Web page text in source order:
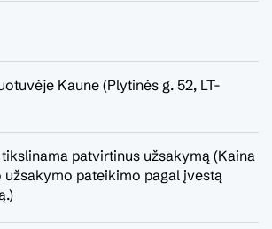
Kaune (Plytinės g. 52, LT-
patvirtinus užsakymą (Kaina
užsakymo pateikimo pagal įvestą